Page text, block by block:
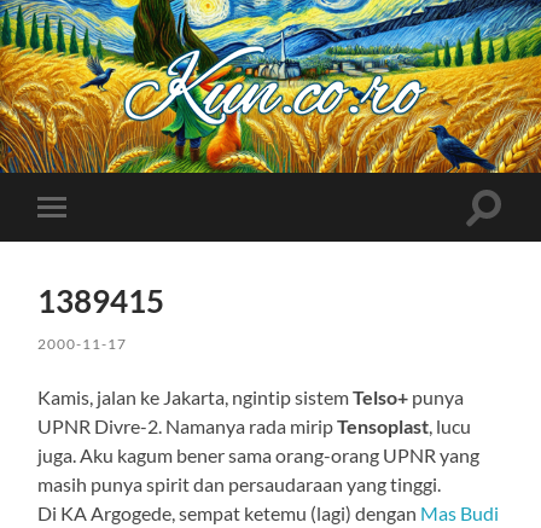
Kuncoro++
Toggle
mobile
Toggle
1389415
2000-11-17
Kamis, jalan ke Jakarta, ngintip sistemTelso+ punya
UPNR Divre-2. Namanya rada miripTensoplast , lucu
juga. Aku kagum bener sama orang-orang UPNR yang
masih punya spirit dan persaudaraan yang tinggi.
Di KA Argogede, sempat ketemu (lagi) dengan Mas Budi